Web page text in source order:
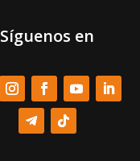
Síguenos en